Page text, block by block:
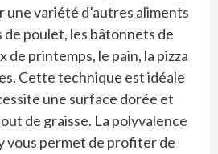
variété d’autres aliments
poulet, les bâtonnets de
de printemps, le pain, la pizza
Cette technique est idéale
une surface dorée et
de graisse. La polyvalence
vous permet de profiter de